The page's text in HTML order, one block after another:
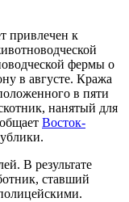
привлечен к
фермы о
в августе. Кража
в пяти
нанятый для
Восток-
В результате
ставший